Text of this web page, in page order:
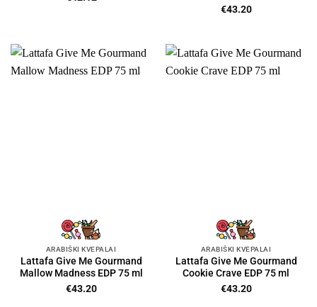
€43.20
ARABIŠKI KVEPALAI
Lattafa Give Me Gourmand
Mallow Madness EDP 75 ml
€43.20
ARABIŠKI KVEPALAI
Lattafa Give Me Gourmand
Cookie Crave EDP 75 ml
€43.20